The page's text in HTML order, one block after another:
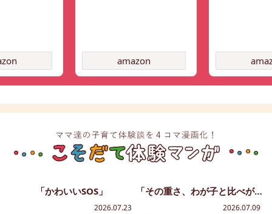
amazon
「かわいいSOS」
2026.07.23
「その重さ、わが子と比べがち」
2026.07.09